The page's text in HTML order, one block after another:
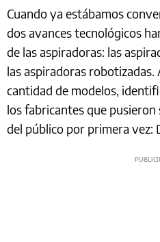
Cuando ya estábamos
dos avances tecnológicos
de las aspiradoras: las
las aspiradoras
cantidad de modelos,
los fabricantes que
del público por primera vez: